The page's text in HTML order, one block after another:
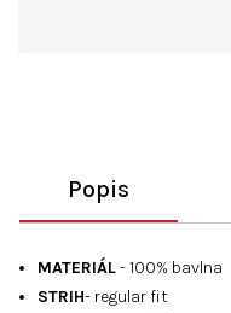
Popis
MATERIÁL- 100% bavlna
STRIH- regular fit